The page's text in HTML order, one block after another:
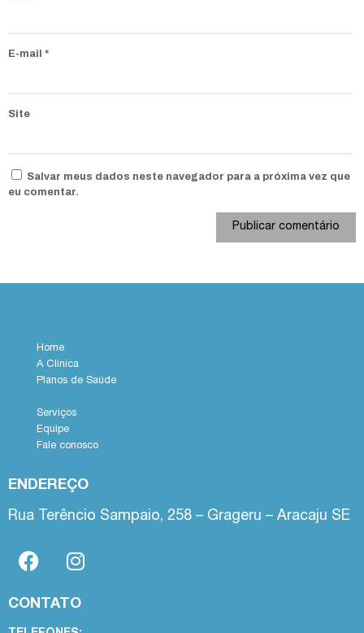
E-mail *
Site
Salvar meus dados neste navegador para a próxima vez que
eu comentar.
Home
A Clínica
Planos de Saúde
Serviços
Equipe
Fale conosco
ENDEREÇO
Rua Terêncio Sampaio, 258 – Grageru – Aracaju SE
CONTATO